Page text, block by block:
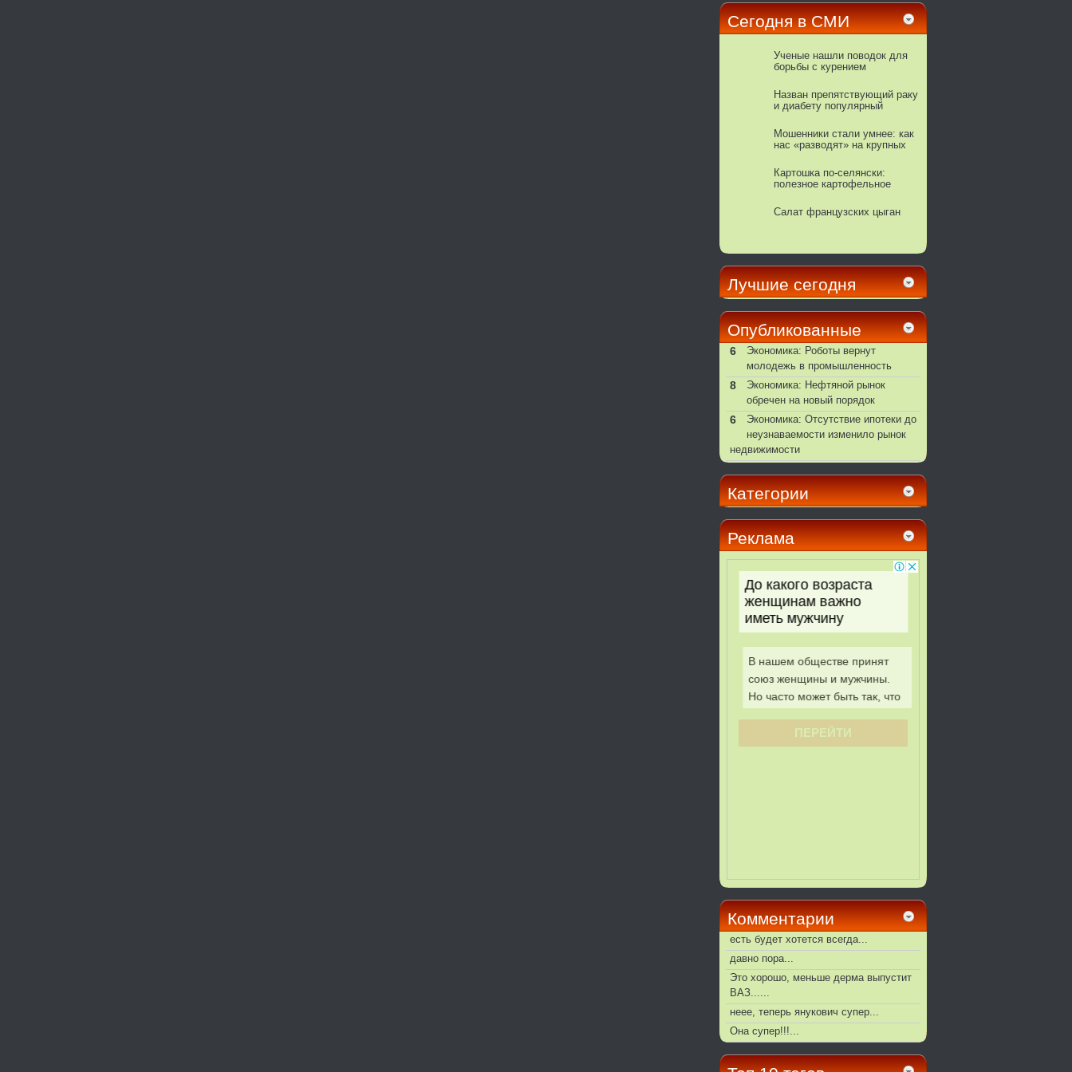
Сегодня в СМИ
Ученые нашли поводок для
борьбы с курением
Назван препятствующий раку
и диабету популярный
Мошенники стали умнее: как
нас «разводят» на крупных
Картошка по-селянски:
полезное картофельное
Салат французских цыган
Лучшие сегодня
Опубликованные
6
Экономика: Роботы вернут
молодежь в промышленность
8
Экономика: Нефтяной рынок
обречен на новый порядок
6
Экономика: Отсутствие ипотеки до
неузнаваемости изменило рынок
недвижимости
Категории
Реклама
Комментарии
есть будет хотется всегда...
давно пора...
Это хорошо, меньше дерма выпустит
ВАЗ......
неее, теперь янукович супер...
Она супер!!!...